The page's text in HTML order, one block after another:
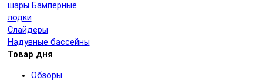
шары Бамперные
лодки
Слайдеры
Надувные бассейны
Товар дня
Обзоры